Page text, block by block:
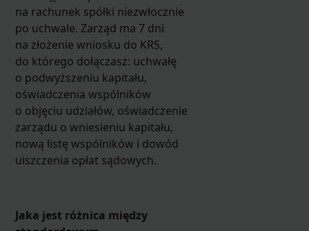
na rachunek spółki niezwłocznie
po uchwale. Zarząd ma 7 dni
na złożenie wniosku do KRS,
do którego dołączasz: uchwałę
o podwyższeniu kapitału,
oświadczenia wspólników
o objęciu udziałów, oświadczenie
zarządu o wniesieniu kapitału,
nową listę wspólników i dowód
uiszczenia opłat sądowych.
Jaka jest różnica między